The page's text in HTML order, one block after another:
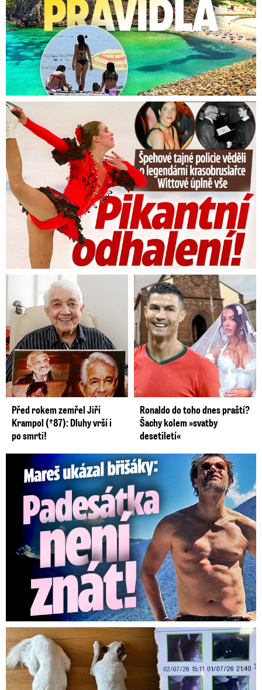
Kloboukách-Mirošově na Zlínsku. U Karolína na
Kroměřížsku a v Mysločovicích na Zlínsku
odstraňovali hasiči bláto ze silnic.
Tajná policie špehovala krasobruslařku Wittovou: Pikantní ...
Před rokem zemřel Jiří
Krampol (†87): Dluhy vrší i
po smrti!
Ronaldo do toho dnes praští?
Šachy kolem »svatby
desetiletí«
Mareš v dokonalé formě ukázal břišáky: Padesátka není znát
Za hlídání psů zaplatili 20 tisíc, doma našli cizí ženy!